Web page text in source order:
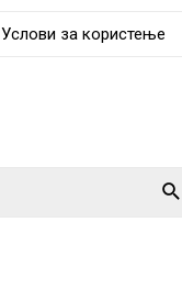
Услови за користење